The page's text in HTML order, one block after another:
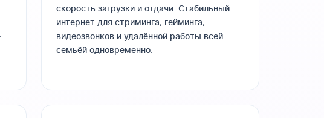
скорость загрузки и отдачи. Стабильный
интернет для стриминга, гейминга,
видеозвонков и удалённой работы всей
семьёй одновременно.